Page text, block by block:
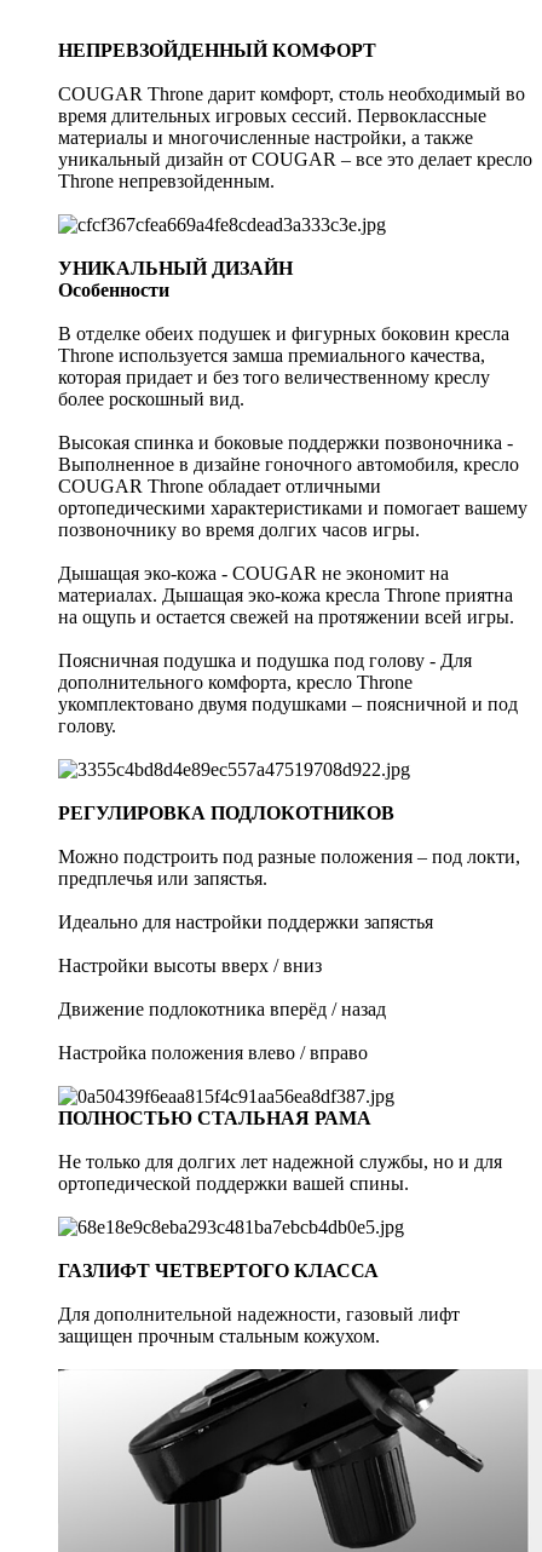
НЕПРЕВЗОЙДЕННЫЙ КОМФОРТ
COUGAR Throne дарит комфорт, столь необходимый во
время длительных игровых сессий. Первоклассные
материалы и многочисленные настройки, а также
уникальный дизайн от COUGAR – все это делает кресло
Throne непревзойденным.
УНИКАЛЬНЫЙ ДИЗАЙН
Особенности
В отделке обеих подушек и фигурных боковин кресла
Throne используется замша премиального качества,
которая придает и без того величественному креслу
более роскошный вид.
Высокая спинка и боковые поддержки позвоночника -
Выполненное в дизайне гоночного автомобиля, кресло
COUGAR Throne обладает отличными
ортопедическими характеристиками и помогает вашему
позвоночнику во время долгих часов игры.
Дышащая эко-кожа - COUGAR не экономит на
материалах. Дышащая эко-кожа кресла Throne приятна
на ощупь и остается свежей на протяжении всей игры.
Поясничная подушка и подушка под голову - Для
дополнительного комфорта, кресло Throne
укомплектовано двумя подушками – поясничной и под
голову.
РЕГУЛИРОВКА ПОДЛОКОТНИКОВ
Можно подстроить под разные положения – под локти,
предплечья или запястья.
Идеально для настройки поддержки запястья
Настройки высоты вверх / вниз
Движение подлокотника вперёд / назад
Настройка положения влево / вправо
ПОЛНОСТЬЮ СТАЛЬНАЯ РАМА
Не только для долгих лет надежной службы, но и для
ортопедической поддержки вашей спины.
ГАЗЛИФТ ЧЕТВЕРТОГО КЛАССА
Для дополнительной надежности, газовый лифт
защищен прочным стальным кожухом.